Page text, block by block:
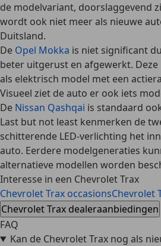
de modelvariant, doorslaggevend
wordt ook niet meer als nieuwe
Duitsland.
De Opel Mokka is niet significant
beter uitgerust en afgewerkt.
als elektrisch model met een
Visueel ziet de auto er ook iets
De Nissan Qashqai is standaard
Last but not least kenmerken de
schitterende LED-verlichting het
auto. Eerdere modelgeneraties
alternatieve modellen worden
Interesse in een Chevrolet Trax
Chevrolet Trax occasionsChevrolet
Chevrolet Trax dealeraanbiedingen
FAQ
Kan de Chevrolet Trax nog als